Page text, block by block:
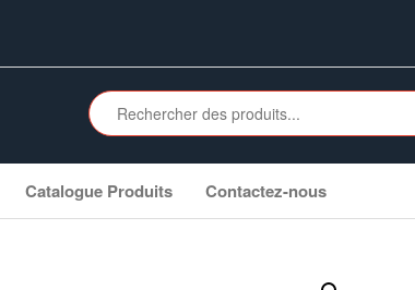
Catalogue Produits Contactez-nous